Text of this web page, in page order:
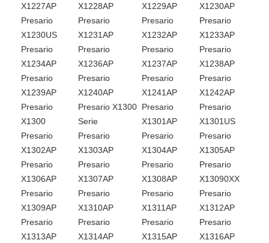
X1227AP
X1228AP
X1229AP
X1230AP
Presario
X1230US
Presario
X1231AP
Presario
X1232AP
Presario
X1233AP
Presario
X1234AP
Presario
X1236AP
Presario
X1237AP
Presario
X1238AP
Presario
X1239AP
Presario
X1240AP
Presario
X1241AP
Presario
X1242AP
Presario
X1300
Presario X1300
Serie
Presario
X1301AP
Presario
X1301US
Presario
X1302AP
Presario
X1303AP
Presario
X1304AP
Presario
X1305AP
Presario
X1306AP
Presario
X1307AP
Presario
X1308AP
Presario
X13090XX
Presario
X1309AP
Presario
X1310AP
Presario
X1311AP
Presario
X1312AP
Presario
X1313AP
Presario
X1314AP
Presario
X1315AP
Presario
X1316AP